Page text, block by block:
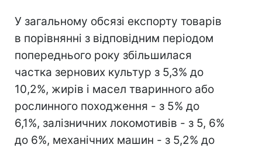
У загальному обсязі експорту товарів
в порівнянні з відповідним періодом
попереднього року збільшилася
частка зернових культур з 5,3% до
10,2%, жирів і масел тваринного або
рослинного походження - з 5% до
6,1%, залізничних локомотивів - з 5, 6%
до 6%, механічних машин - з 5,2% до